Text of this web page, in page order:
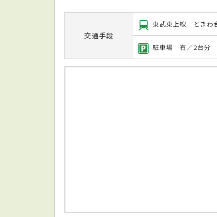
交通手段
東武東上線 ときわ
駐車場 有／2台分